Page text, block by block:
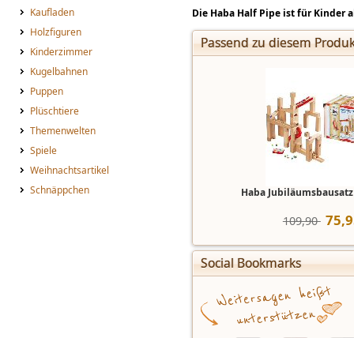
Kaufladen
Holzfiguren
Kinderzimmer
Kugelbahnen
Puppen
Plüschtiere
Themenwelten
Spiele
Weihnachtsartikel
Schnäppchen
Die Haba Half Pipe ist für Kinder
Passend zu diesem
Haba
109,90  75,
Social Bookmarks